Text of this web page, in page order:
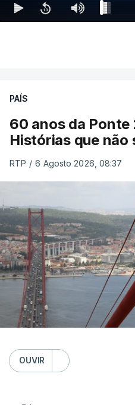
PAÍS
60 anos da Ponte
Histórias que não
RTP / 6 Agosto 2026, 08:37
OUVIR